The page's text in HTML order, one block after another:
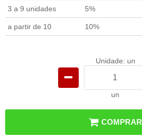
3 a 9 unidades 5%
a partir de 10 10%
Unidade: un
un
COMPRAR